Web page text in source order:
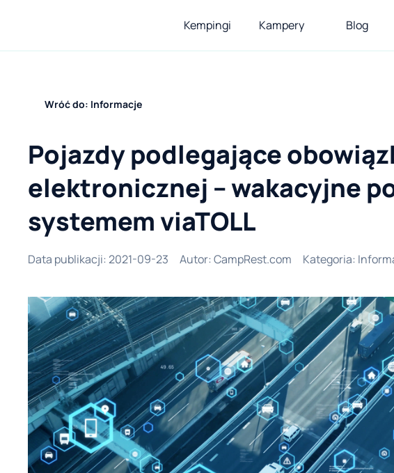
Kempingi Kampery Blog
Wróć do: Informacje
Pojazdy podlegające
elektronicznej – wakacyjne
systemem viaTOLL
Data publikacji: 2021-09-23 Autor: CampRest.com Kategoria: